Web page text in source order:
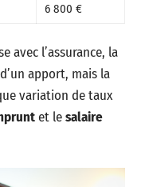
6 800 €
avec l’assurance, la
apport, mais la
variation de taux
et lesalaire